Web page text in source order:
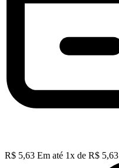
R$ 5,63 Em até 1x de R$ 5,63